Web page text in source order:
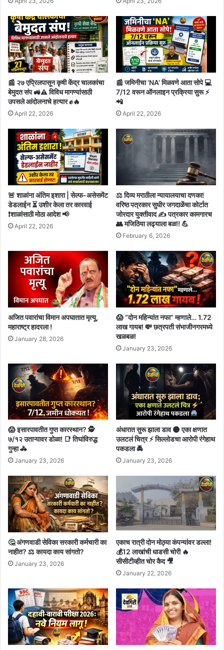
📰 २७ एप्रिलपासून कृषी केंद्र चालकांचा
बेमुदत संप 🚜⚠️ विविध मागण्यांसाठी
उपसले आंदोलनाचे हत्यार ✊🔥
April 22, 2026
📰 जमिनीचा ‘NA’ मिळवणे आता सोपे 💻
7/12 वरून ऑनलाइन प्रक्रिया सुरू ⚡
📲
April 22, 2026
🚨 शाळांना अंतिम इशारा | सेल्फ-असेसमेंट
डेडलाईन ⏳ उशीर केला तर कारवाई
❗शाळांसाठी मोठा आदेश 📢
April 22, 2026
⚖️ दिव्य मराठीला न्यायालयाचा दणका!
वरिष्ठ पत्रकार सुधीर जगदाळेंचा कोर्टात
जोरदार युक्तीवाद ✍️ पत्रकार कामगारच
👥 मजिठिया लढ्याला बळ!! 💪
February 6, 2026
अजित पवारांचा विमान अपघातात मृत्यू,
महाराष्ट्र हादरला !
January 28, 2026
😱 “दोन महिन्यांत नफा” म्हणाले… 1.72
लाख गायब! 💸 छत्रपती संभाजीनगरमध्ये
खळबळ!
January 23, 2026
😱 इसारपावतीत गुप्त कारस्थान? 🕵️
७/१२ उताऱ्यावर डोळा! 📑 तिघांविरुद्ध
गुन्हा 🚓
January 23, 2026
अंधारात सुरू झाला डाव 🌑 एका क्षणात
उलटलं चित्र ⚡ सिल्लोडचा आरोपी रंगेहाथ
पकडला 🚔
January 23, 2026
🤔 अंगणवाडी सेविका सरकारी कर्मचारी का
नाहीत? ⚖️ कायदा काय सांगतो?
January 23, 2026
एकाच रात्री दोन मोठ्या कंपन्यांवर डल्ला!
💰12 लाखांची धाडसी चोरी 🔥
सीसीटीव्हीत चोर कैद 🎥
January 22, 2026